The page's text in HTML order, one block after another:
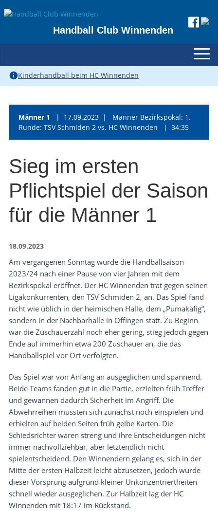
Handball Club Winnenden
Kinderhandball beim HC Winnenden
Männer 1
| 17.09.2023 | Männer Bezirkspokal: 1.
Runde: TSV Schmiden 2 vs. HC Winnenden | 34:35
Sieg im ersten
Pflichtspiel der Saison
für die Männer 1
18.09.2023
Am vergangenen Sonntag wurde die Handballsaison
2023/24 nach einer Pause von vier Jahren mit dem
Bezirkspokal eröffnet. Der HC Winnenden trat gegen seinen
Ligakonkurrenten, den TSV Schmiden 2, an. Das Spiel fand
nicht wie üblich in der heimischen Halle, dem „Pumakäfig“,
sondern in der Nachbarhalle in Öffingen statt. Zu Beginn
war die Zuschauerzahl noch eher gering, stieg jedoch gegen
Ende auf immerhin etwa 200 Zuschauer an, die das
Handballspiel vor Ort verfolgten.
Das Spiel war von Anfang an ausgeglichen und spannend.
Beide Teams fanden gut in die Partie, erzielten früh Treffer
und gewannen dadurch Sicherheit im Angriff. Die
Abwehrreihen mussten sich zunächst noch einspielen und
erhielten auf beiden Seiten früh gelbe Karten. Die
Schiedsrichter waren streng und ihre Entscheidungen nicht
immer nachvollziehbar, aber letztendlich nicht
spielentscheidend. Den Winnendern gelang es, sich in der
Mitte der ersten Halbzeit leicht abzusetzen, jedoch wurde
dieser Vorsprung aufgrund kleiner Unkonzentriertheiten
schnell wieder ausgeglichen. Zur Halbzeit lag der HC
Winnenden mit 18:17 im Rückstand.